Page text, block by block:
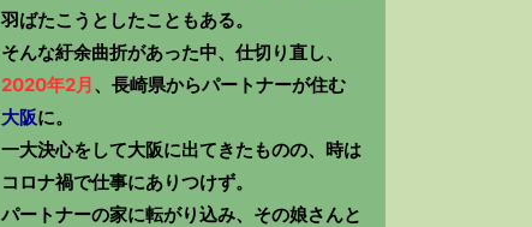
羽ばたこうとしたこともある。
そんな紆余曲折があった中、仕切り直し、
2020年2月、長崎県からパートナーが住む
大阪に。
一大決心をして大阪に出てきたものの、時は
コロナ禍で仕事にありつけず。
パートナーの家に転がり込み、その娘さんと